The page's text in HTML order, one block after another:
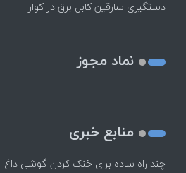
دستگیری سارقین کابل برق در کوار
نماد مجوز
منابع خبری
چند راه‌ ساده برای خنک کردن گوشی داغ